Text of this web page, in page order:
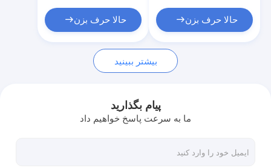
پرونده ها
ساعت کوارتز بند چرمی
ساعت با بند از فولاد ضد زنگ
حالا حرف بزن حالا حرف بزن
بیشتر ببینید
پیام بگذارید
ما به سرعت پاسخ خواهیم داد